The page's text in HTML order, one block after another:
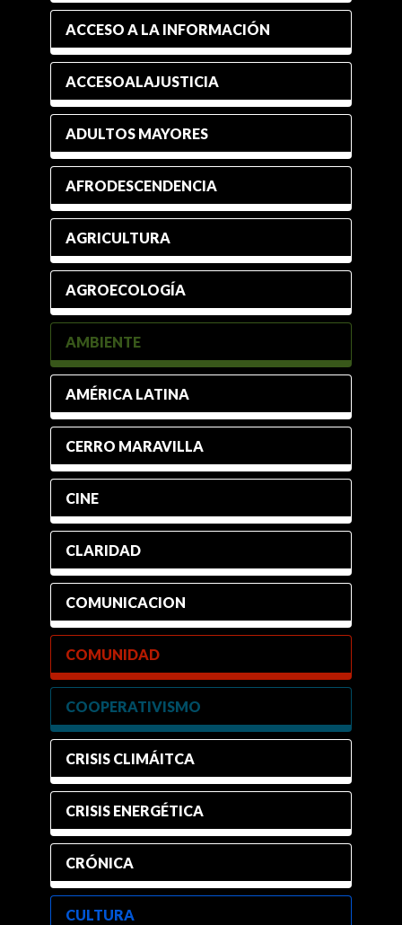
ACCESO A LA INFORMACIÓN
ACCESOALAJUSTICIA
ADULTOS MAYORES
AFRODESCENDENCIA
AGRICULTURA
AGROECOLOGÍA
AMBIENTE
AMÉRICA LATINA
CERRO MARAVILLA
CINE
CLARIDAD
COMUNICACION
COMUNIDAD
COOPERATIVISMO
CRISIS CLIMÁITCA
CRISIS ENERGÉTICA
CRÓNICA
CULTURA